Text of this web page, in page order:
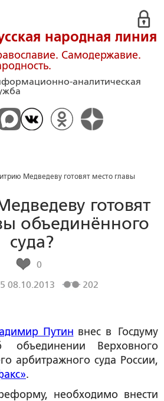
народная линия
Самодержавие.
аналитическая
Медведеву готовят место главы
готовят
объединённого
суда?
0
08.10.2013
202
Путин внес в Госдуму
объединении Верховного
арбитражного суда России,
.
необходимо внести